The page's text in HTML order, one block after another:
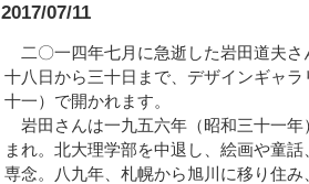
2017/07/11
二〇一四年七月に急逝した岩田道夫さ
十八日から三十日まで、デザインギャラ
十一）で開かれます。
岩田さんは一九五六年（昭和三十一年
まれ。北大理学部を中退し、絵画や童
専念。八九年、札幌から旭川に移り住み